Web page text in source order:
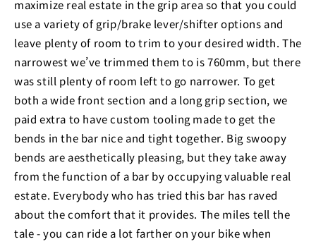
maximize real estate in the grip area so that you could
use a variety of grip/brake lever/shifter options and
leave plenty of room to trim to your desired width. The
narrowest we’ve trimmed them to is 760mm, but there
was still plenty of room left to go narrower. To get
both a wide front section and a long grip section, we
paid extra to have custom tooling made to get the
bends in the bar nice and tight together. Big swoopy
bends are aesthetically pleasing, but they take away
from the function of a bar by occupying valuable real
estate. Everybody who has tried this bar has raved
about the comfort that it provides. The miles tell the
tale - you can ride a lot farther on your bike when